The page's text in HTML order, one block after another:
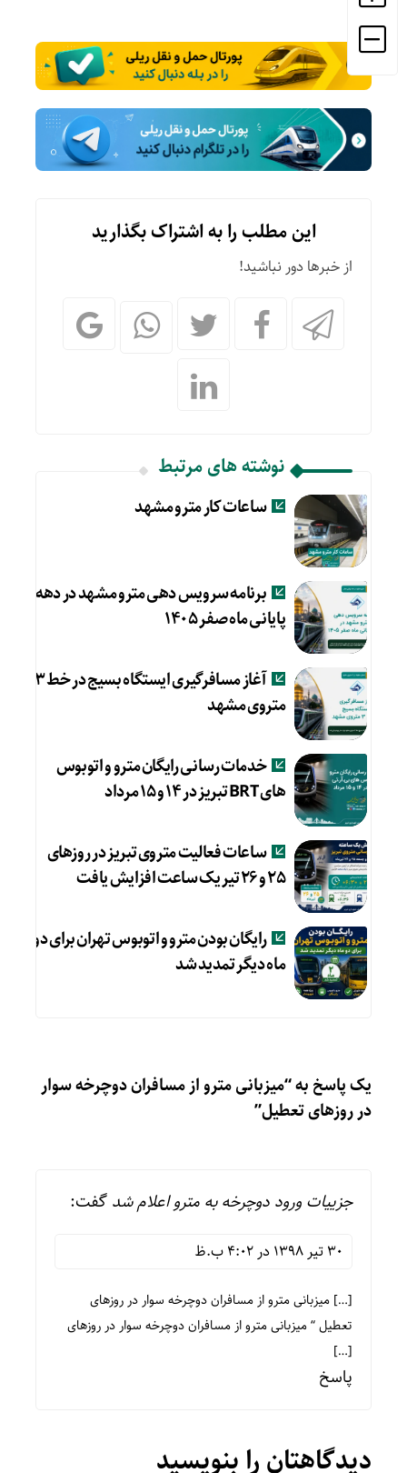
این مطلب را به اشتراک بگذارید
از خبرها دور نباشید!
نوشته های مرتبط
ساعات کار مترو مشهد
برنامه سرویس دهی مترو مشهد در دهه
پایانی ماه صفر ۱۴۰۵
آغاز مسافرگیری ایستگاه بسیج در خط ۳
متروی مشهد
خدمات رسانی رایگان مترو و اتوبوس
های BRT تبریز در ۱۴ و ۱۵ مرداد
ساعات فعالیت متروی تبریز در روزهای
۲۵ و ۲۶ تیر یک ساعت افزایش یافت
رایگان بودن مترو و اتوبوس تهران برای دو
ماه دیگر تمدید شد
یک پاسخ به “میزبانی مترو از مسافران دوچرخه سوار
در روزهای تعطیل”
جزییات ورود دوچرخه به مترو اعلام شد گفت:
30 تیر 1398 در 4:02 ب.ظ
[…] میزبانی مترو از مسافران دوچرخه سوار در روزهای
تعطیل “ میزبانی مترو از مسافران دوچرخه سوار در روزهای
[…]
پاسخ
دیدگاهتان را بنویسید